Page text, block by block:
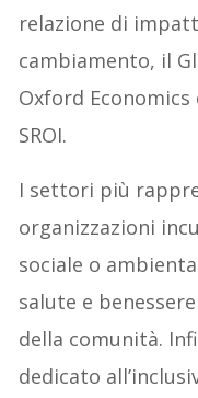
relazione di
cambiamento, il
Oxford
SROI.
I settori più
organizzazioni
sociale o
salute e
della comunità.
dedicato